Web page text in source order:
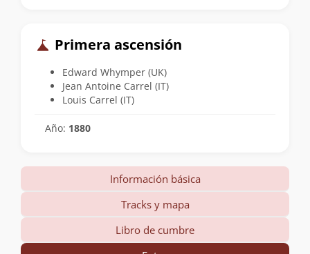
Primera ascensión
Edward Whymper (UK)
Jean Antoine Carrel (IT)
Louis Carrel (IT)
Año: 1880
Información básica
Tracks y mapa
Libro de cumbre